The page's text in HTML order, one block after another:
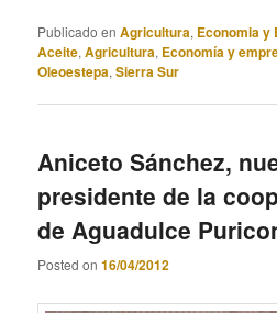
Publicado en Agricultura, Economia y
Aceite,Agricultura, Economía y
Oleoestepa,Sierra Sur
Aniceto Sánchez,
presidente de la
de Aguadulce
Posted on16/04/2012